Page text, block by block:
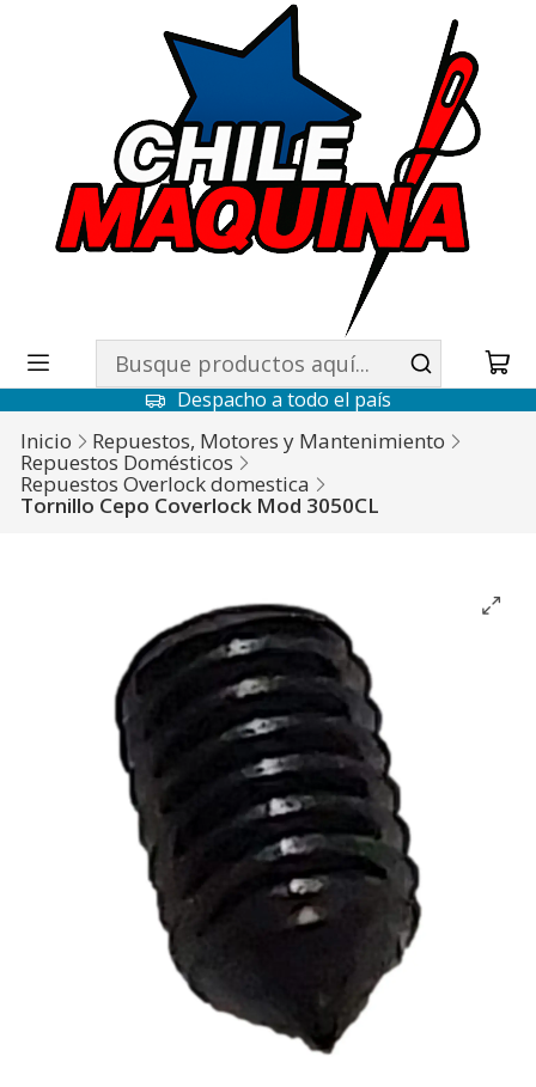
Despacho a todo el país
Inicio Repuestos, Motores y Mantenimiento
Repuestos Domésticos
Repuestos Overlock domestica
Tornillo Cepo Coverlock Mod 3050CL